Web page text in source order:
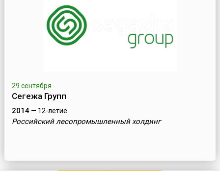
29 сентября
Сегежа Групп
2014— 12-летие
Российский лесопромышленный холдинг